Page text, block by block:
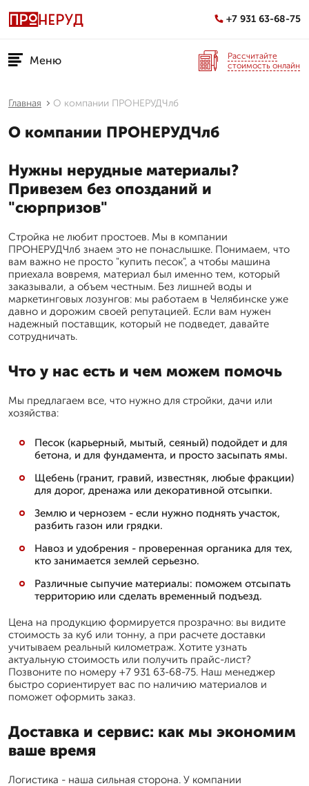
+7 931 63-68-75
Меню
Рассчитайте
стоимость онлайн
Главная О компании ПРОНЕРУДЧлб
О компании ПРОНЕРУДЧлб
Нужны нерудные материалы?
Привезем без опозданий и
"сюрпризов"
Стройка не любит простоев. Мы в компании
ПРОНЕРУДЧлб знаем это не понаслышке. Понимаем, что
вам важно не просто "купить песок", а чтобы машина
приехала вовремя, материал был именно тем, который
заказывали, а объем честным. Без лишней воды и
маркетинговых лозунгов: мы работаем в Челябинске уже
давно и дорожим своей репутацией. Если вам нужен
надежный поставщик, который не подведет, давайте
сотрудничать.
Что у нас есть и чем можем помочь
Мы предлагаем все, что нужно для стройки, дачи или
хозяйства:
Песок (карьерный, мытый, сеяный) подойдет и для
бетона, и для фундамента, и просто засыпать ямы.
Щебень (гранит, гравий, известняк, любые фракции)
для дорог, дренажа или декоративной отсыпки.
Землю и чернозем - если нужно поднять участок,
разбить газон или грядки.
Навоз и удобрения - проверенная органика для тех,
кто занимается землей серьезно.
Различные сыпучие материалы: поможем отсыпать
территорию или сделать временный подъезд.
Цена на продукцию формируется прозрачно: вы видите
стоимость за куб или тонну, а при расчете доставки
учитываем реальный километраж. Хотите узнать
актуальную стоимость или получить прайс-лист?
Позвоните по номеру +7 931 63-68-75. Наш менеджер
быстро сориентирует вас по наличию материалов и
поможет оформить заказ.
Доставка и сервис: как мы экономим
ваше время
Логистика - наша сильная сторона. У компании